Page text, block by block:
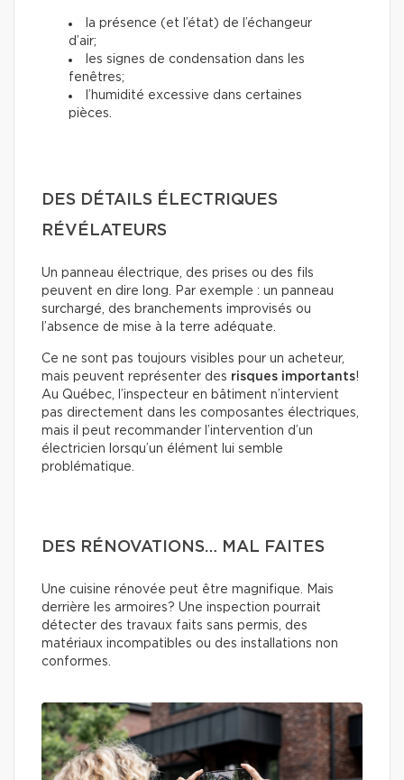
la présence (et l’état) de l’échangeur
d’air;
les signes de condensation dans les
fenêtres;
l’humidité excessive dans certaines
pièces.
DES DÉTAILS ÉLECTRIQUES
RÉVÉLATEURS
Un panneau électrique, des prises ou des fils
peuvent en dire long. Par exemple : un panneau
surchargé, des branchements improvisés ou
l’absence de mise à la terre adéquate.
Ce ne sont pas toujours visibles pour un acheteur,
mais peuvent représenter des risques importants!
Au Québec, l’inspecteur en bâtiment n’intervient
pas directement dans les composantes électriques,
mais il peut recommander l’intervention d’un
électricien lorsqu’un élément lui semble
problématique.
DES RÉNOVATIONS… MAL FAITES
Une cuisine rénovée peut être magnifique. Mais
derrière les armoires? Une inspection pourrait
détecter des travaux faits sans permis, des
matériaux incompatibles ou des installations non
conformes.